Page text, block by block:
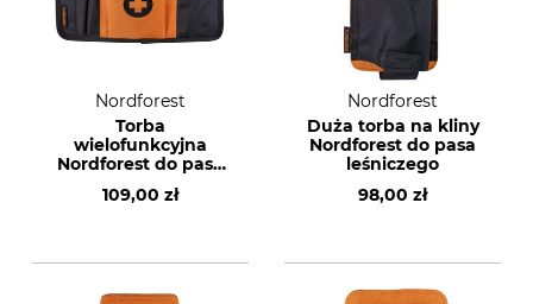
Nordforest
Torba
wielofunkcyjna
Nordforest do pasa
leśniczego
109,00 zł
Nordforest
Duża torba na kliny
Nordforest do pasa
leśniczego
98,00 zł